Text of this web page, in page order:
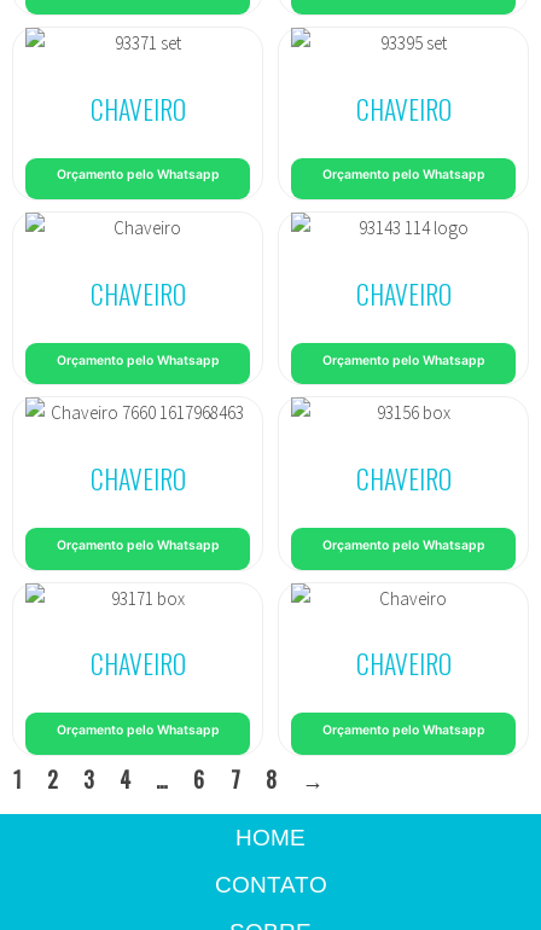
CHAVEIRO
Orçamento pelo Whatsapp
CHAVEIRO
Orçamento pelo Whatsapp
CHAVEIRO
Orçamento pelo Whatsapp
CHAVEIRO
Orçamento pelo Whatsapp
CHAVEIRO
Orçamento pelo Whatsapp
CHAVEIRO
Orçamento pelo Whatsapp
CHAVEIRO
Orçamento pelo Whatsapp
CHAVEIRO
Orçamento pelo Whatsapp
1 2 3 4 … 6 7 8 →
HOME
CONTATO